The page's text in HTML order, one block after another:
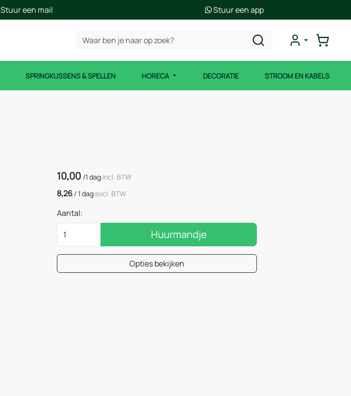
Stuur een mail Stuur een app
SPRINGKUSSENS & SPELLEN HORECA DECORATIE STROOM EN KABELS
10,00 /1 dag incl. BTW
8,26 /1 dagexcl. BTW
Aantal:
Huurmandje
Opties bekijken